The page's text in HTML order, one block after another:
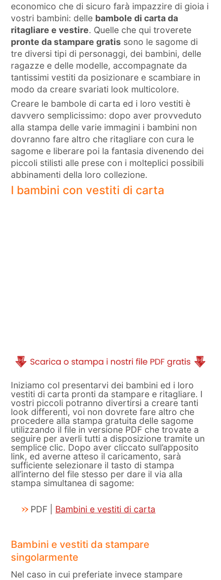
economico che di sicuro farà impazzire di gioia i
vostri bambini: delle bambole di carta da
ritagliare e vestire. Quelle che qui troverete
pronte da stampare gratis sono le sagome di
tre diversi tipi di personaggi, dei bambini, delle
ragazze e delle modelle, accompagnate da
tantissimi vestiti da posizionare e scambiare in
modo da creare svariati look multicolore.
Creare le bambole di carta ed i loro vestiti è
davvero semplicissimo: dopo aver provveduto
alla stampa delle varie immagini i bambini non
dovranno fare altro che ritagliare con cura le
sagome e liberare poi la fantasia divenendo dei
piccoli stilisti alle prese con i molteplici possibili
abbinamenti della loro collezione.
I bambini con vestiti di carta
Iniziamo col presentarvi dei bambini ed i loro
vestiti di carta pronti da stampare e ritagliare. I
vostri piccoli potranno divertirsi a creare tanti
look differenti, voi non dovrete fare altro che
procedere alla stampa gratuita delle sagome
utilizzando il file in versione PDF che trovate a
seguire per averli tutti a disposizione tramite un
semplice clic. Dopo aver cliccato sull’apposito
link, ed averne atteso il caricamento, sarà
sufficiente selezionare il tasto di stampa
all’interno del file stesso per dare il via alla
stampa simultanea di sagome:
PDF | Bambini e vestiti di carta
Bambini e vestiti da stampare
singolarmente
Nel caso in cui preferiate invece stampare